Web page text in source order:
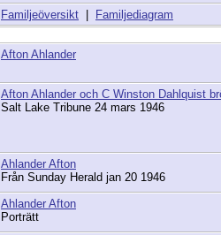
Familjeöversikt | Familjediagram
Afton Ahlander
Afton Ahlander och C Winston Dahlquist
Salt Lake Tribune 24 mars 1946
Ahlander Afton
Från Sunday Herald jan 20 1946
Ahlander Afton
Porträtt